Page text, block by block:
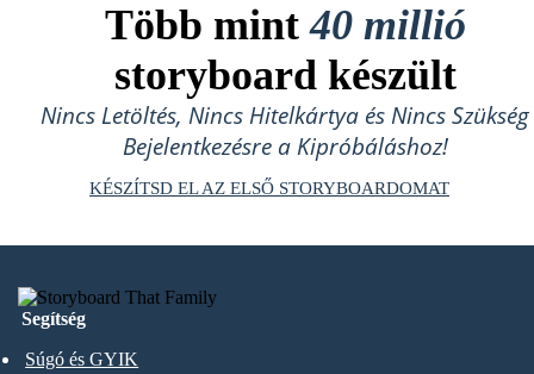
Több mint40 millió
storyboard készült
Nincs Letöltés, Nincs Hitelkártya és Nincs Szükség
Bejelentkezésre a Kipróbáláshoz!
KÉSZÍTSD EL AZ ELSŐ STORYBOARDOMAT
Segítség
Súgó és GYIK